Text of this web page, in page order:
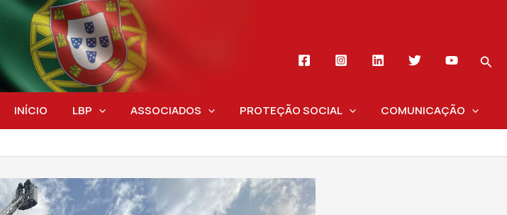
INÍCIO LBP ASSOCIADOS PROTEÇÃO SOCIAL COMUNICAÇÃO